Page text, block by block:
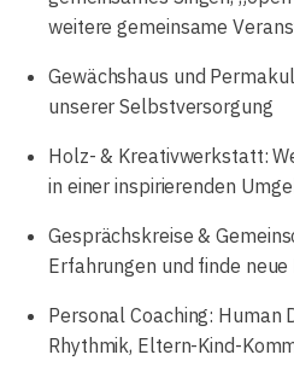
weitere gemeinsame
Gewächshaus und
unserer Selbstversorgung
Holz- & Kreativwerkstatt:
in einer inspirierenden
Gesprächskreise &
Erfahrungen und finde neue
Personal Coaching: Human
Rhythmik, Eltern-Kind-